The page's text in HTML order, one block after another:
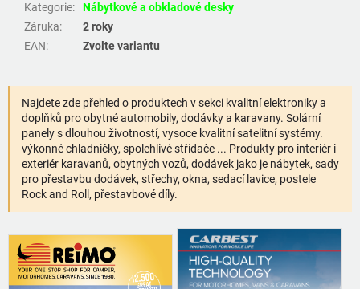
Kategorie:
Nábytkové a obkladové desky
Záruka:
2 roky
EAN: Zvolte variantu
Najdete zde přehled o produktech v sekci kvalitní elektroniky a
doplňků pro obytné automobily, dodávky a karavany. Solární
panely s dlouhou životností, vysoce kvalitní satelitní systémy.
výkonné chladničky, spolehlivé střídače ... Produkty pro interiér i
exteriér karavanů, obytných vozů, dodávek jako je nábytek, sady
pro přestavbu dodávek, střechy, okna, sedací lavice, postele
Rock and Roll, přestavbové díly.